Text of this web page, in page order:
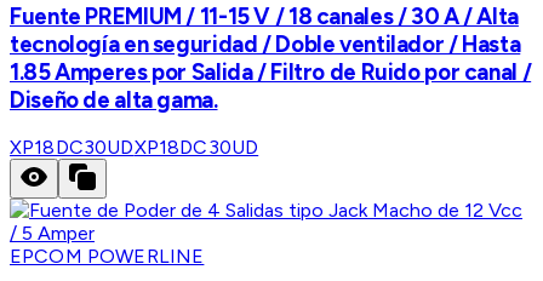
Fuente PREMIUM / 11-15 V / 18 canales / 30 A / Alta
tecnología en seguridad / Doble ventilador / Hasta
1.85 Amperes por Salida / Filtro de Ruido por canal /
Diseño de alta gama.
XP18DC30UDXP18DC30UD
EPCOM POWERLINE